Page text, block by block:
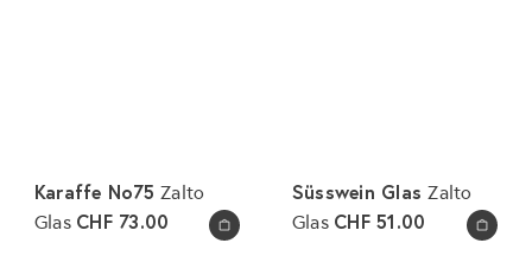
In den Warenkorb legen
Karaffe No75Zalto
Glas CHF 73.00 In den Warenkorb legen
Süsswein GlasZalto
Glas CHF 51.00